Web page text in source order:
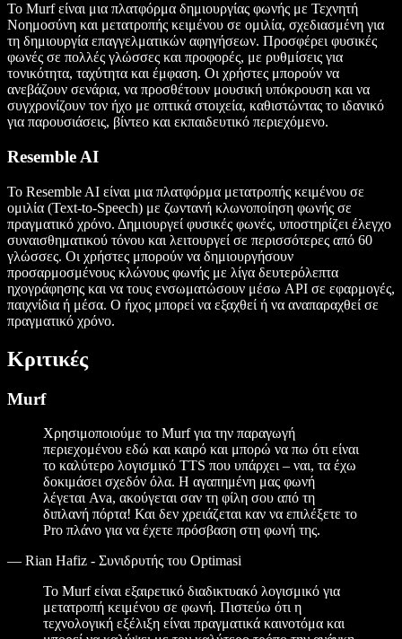
Το Murf είναι μια πλατφόρμα δημιουργίας φωνής με Τεχνητή
Νοημοσύνη και μετατροπής κειμένου σε ομιλία, σχεδιασμένη για
τη δημιουργία επαγγελματικών αφηγήσεων. Προσφέρει φυσικές
φωνές σε πολλές γλώσσες και προφορές, με ρυθμίσεις για
τονικότητα, ταχύτητα και έμφαση. Οι χρήστες μπορούν να
ανεβάζουν σενάρια, να προσθέτουν μουσική υπόκρουση και να
συγχρονίζουν τον ήχο με οπτικά στοιχεία, καθιστώντας το ιδανικό
για παρουσιάσεις, βίντεο και εκπαιδευτικό περιεχόμενο.
Resemble AI
Το Resemble AI είναι μια πλατφόρμα μετατροπής κειμένου σε
ομιλία (Text-to-Speech) με ζωντανή κλωνοποίηση φωνής σε
πραγματικό χρόνο. Δημιουργεί φυσικές φωνές, υποστηρίζει έλεγχο
συναισθηματικού τόνου και λειτουργεί σε περισσότερες από 60
γλώσσες. Οι χρήστες μπορούν να δημιουργήσουν
προσαρμοσμένους κλώνους φωνής με λίγα δευτερόλεπτα
ηχογράφησης και να τους ενσωματώσουν μέσω API σε εφαρμογές,
παιχνίδια ή μέσα. Ο ήχος μπορεί να εξαχθεί ή να αναπαραχθεί σε
πραγματικό χρόνο.
Κριτικές
Murf
Χρησιμοποιούμε το Murf για την παραγωγή
περιεχομένου εδώ και καιρό και μπορώ να πω ότι είναι
το καλύτερο λογισμικό TTS που υπάρχει – ναι, τα έχω
δοκιμάσει σχεδόν όλα. Η αγαπημένη μας φωνή
λέγεται Ava, ακούγεται σαν τη φίλη σου από τη
διπλανή πόρτα! Και δεν χρειάζεται καν να επιλέξετε το
Pro πλάνο για να έχετε πρόσβαση στη φωνή της.
— Rian Hafiz - Συνιδρυτής του Optimasi
Το Murf είναι εξαιρετικό διαδικτυακό λογισμικό για
μετατροπή κειμένου σε φωνή. Πιστεύω ότι η
τεχνολογική εξέλιξη είναι πραγματικά καινοτόμα και